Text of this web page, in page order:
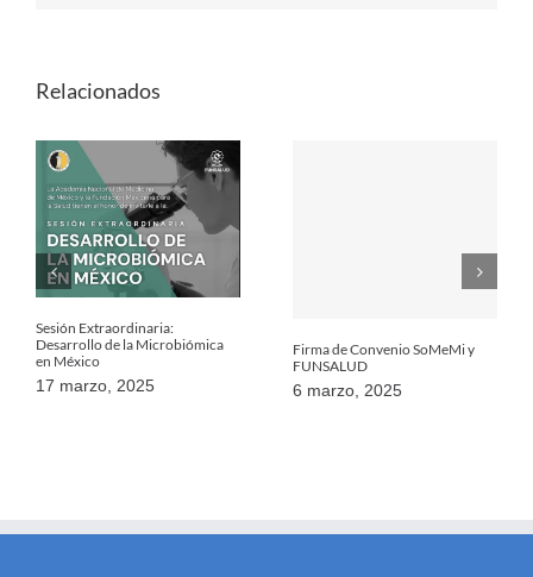
Relacionados
Sesión Extraordinaria:
Desarrollo de la Microbiómica
en México
17 marzo, 2025
Firma de Convenio SoMeMi y
FUNSALUD
6 marzo, 2025